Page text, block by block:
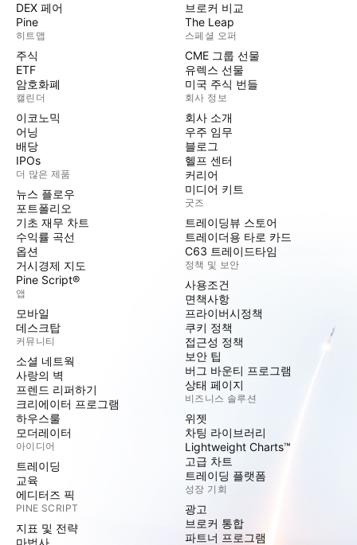
DEX 페어
Pine
히트맵
주식
ETF
암호화폐
캘린더
이코노믹
어닝
배당
IPOs
더 많은 제품
뉴스 플로우
포트폴리오
기초 재무 차트
수익률 곡선
옵션
거시경제 지도
Pine Script®
앱
모바일
데스크탑
커뮤니티
소셜 네트웍
사랑의 벽
프렌드 리퍼하기
크리에이터 프로그램
하우스룰
모더레이터
아이디어
트레이딩
교육
에디터즈 픽
PINE SCRIPT
지표 및 전략
마법사
브로커 비교
The Leap
스페셜 오퍼
CME 그룹 선물
유렉스 선물
미국 주식 번들
회사 정보
회사 소개
우주 임무
블로그
헬프 센터
커리어
미디어 키트
굿즈
트레이딩뷰 스토어
트레이더용 타로 카드
C63 트레이드타임
정책 및 보안
사용조건
면책사항
프라이버시정책
쿠키 정책
접근성 정책
보안 팁
버그 바운티 프로그램
상태 페이지
비즈니스 솔루션
위젯
차팅 라이브러리
Lightweight Charts™
고급 차트
트레이딩 플랫폼
성장 기회
광고
브로커 통합
파트너 프로그램